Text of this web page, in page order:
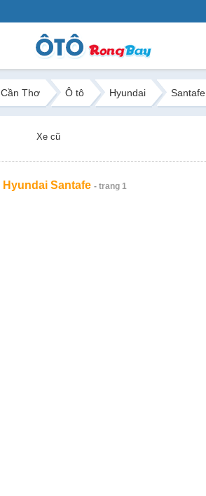
Cần Thơ Ô tô Hyundai Santafe
Xe cũ
Hyundai Santafe - trang 1